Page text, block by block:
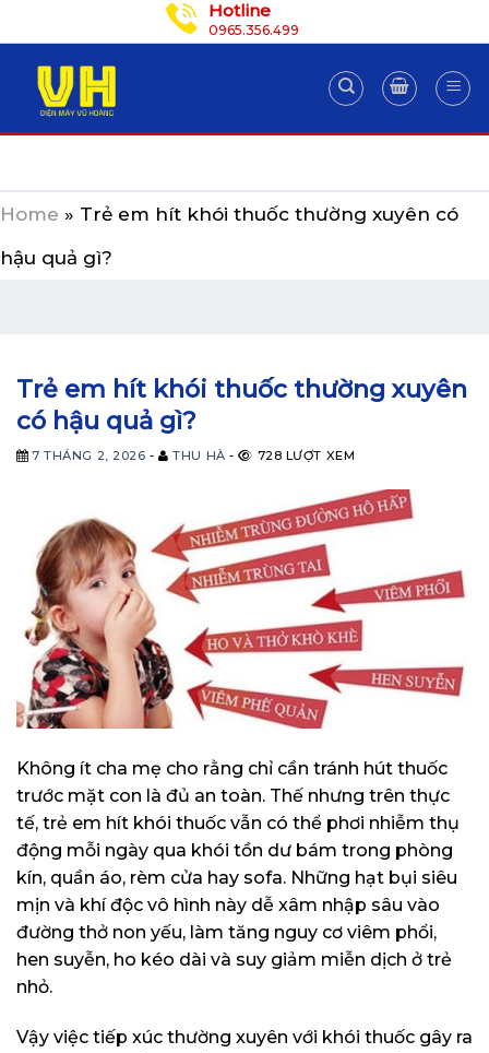
to
content
Hotline
0965.356.499
Home » Trẻ em hít khói thuốc thường xuyên có
hậu quả gì?
Trẻ em hít khói thuốc thường xuyên
có hậu quả gì?
7 THÁNG 2, 2026 - THU HÀ - 728 LƯỢT XEM
Không ít cha mẹ cho rằng chỉ cần tránh hút thuốc
trước mặt con là đủ an toàn. Thế nhưng trên thực
tế, trẻ em hít khói thuốc vẫn có thể phơi nhiễm thụ
động mỗi ngày qua khói tồn dư bám trong phòng
kín, quần áo, rèm cửa hay sofa. Những hạt bụi siêu
mịn và khí độc vô hình này dễ xâm nhập sâu vào
đường thở non yếu, làm tăng nguy cơ viêm phổi,
hen suyễn, ho kéo dài và suy giảm miễn dịch ở trẻ
nhỏ.
Vậy việc tiếp xúc thường xuyên với khói thuốc gây ra